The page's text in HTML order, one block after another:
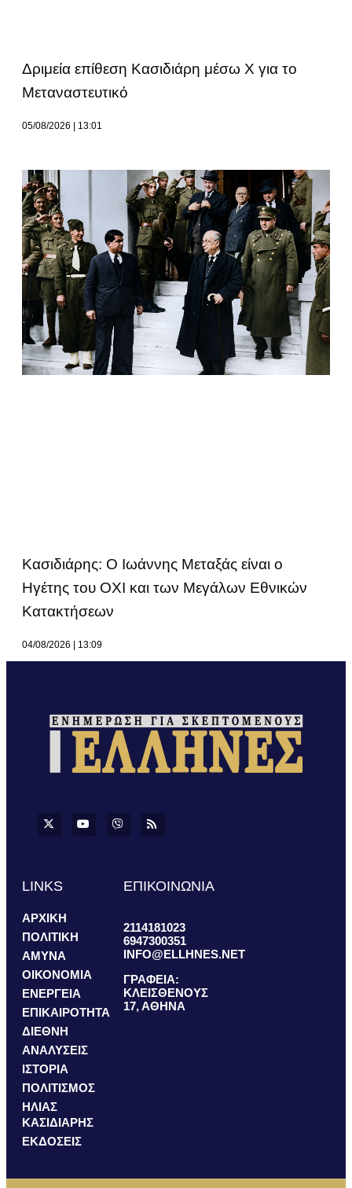
Δριμεία επίθεση Κασιδιάρη μέσω Χ για το
Μεταναστευτικό
05/08/2026 13:01
Κασιδιάρης: Ο Ιωάννης Μεταξάς είναι ο
Ηγέτης του ΟΧΙ και των Μεγάλων Εθνικών
Κατακτήσεων
04/08/2026 13:09
LINKS
ΑΡΧΙΚΗ
ΠΟΛΙΤΙΚΗ
ΑΜΥΝΑ
ΟΙΚΟΝΟΜΙΑ
ΕΝΕΡΓΕΙΑ
ΕΠΙΚΑΙΡΟΤΗΤΑ
ΔΙΕΘΝΗ
ΑΝΑΛΥΣΕΙΣ
ΙΣΤΟΡΙΑ
ΠΟΛΙΤΙΣΜΟΣ
ΗΛΙΑΣ
ΚΑΣΙΔΙΑΡΗΣ
ΕΚΔΟΣΕΙΣ
ΕΠΙΚΟΙΝΩΝΙΑ
2114181023
6947300351
INFO@ELLHNES.NET
ΓΡΑΦΕΙΑ:
ΚΛΕΙΣΘΕΝΟΥΣ
17, ΑΘΗΝΑ